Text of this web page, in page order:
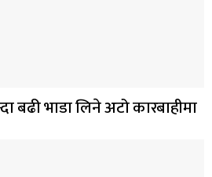
बढी भाडा लिने अटो कारबाहीमा